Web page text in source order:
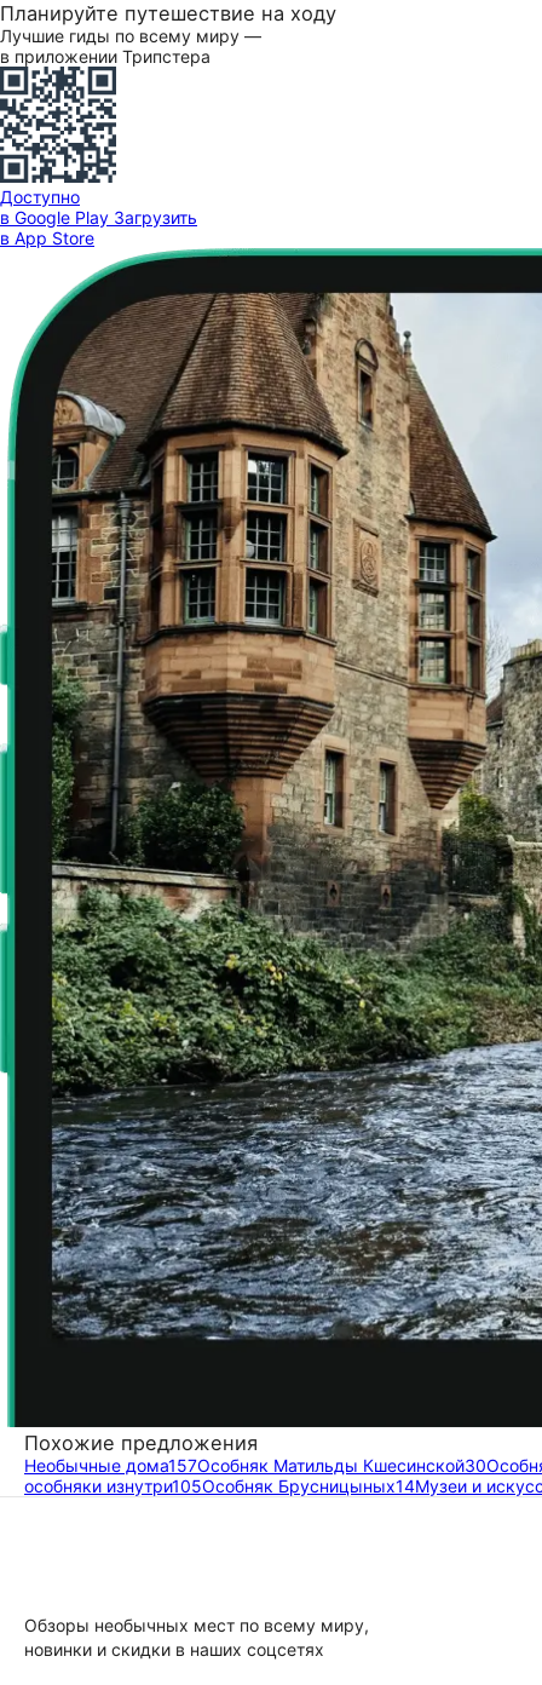
Планируйте путешествие на ходу
Лучшие гиды по всему миру —
в приложении Трипстера
Доступно
в Google Play Загрузить
в App Store
Похожие предложения
Необычные дома157Особняк Матильды Кшесинской30
особняки изнутри105Особняк Брусницыных14Музеи и
Обзоры необычных мест по всему миру,
новинки и скидки в наших соцсетях